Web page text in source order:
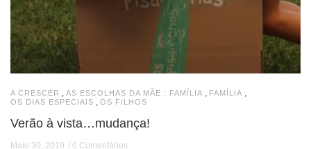
A CRESCER AS ESCOLHAS DA MÃE ; FAMÍLIA FAMÍLIA
OS DIAS ESPECIAIS OS FILHOS
Verão à vista…mudança!
Maio 30, 2019 0 Comentários